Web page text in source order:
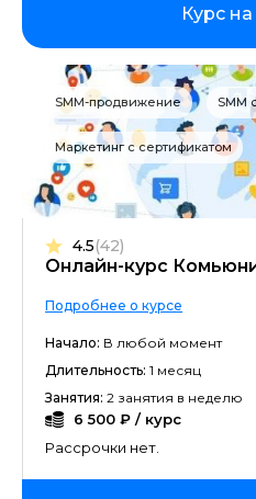
Курс
SMM-продвижение SMM
Маркетинг с сертификатом
Онлайн-курс
4.5(42)
Подробнее о курсе
Начало: В любой момент
Длительность: 1 месяц
Занятия: 2 занятия в неделю
6 500 ₽ / курс
Рассрочки нет.